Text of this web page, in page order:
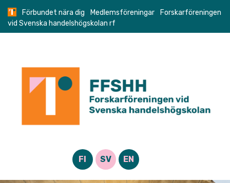
Skip
Förbundet nära dig Medlemsföreningar
Forskarföreningen
vid Svenska handelshögskolan rf
FI SV EN